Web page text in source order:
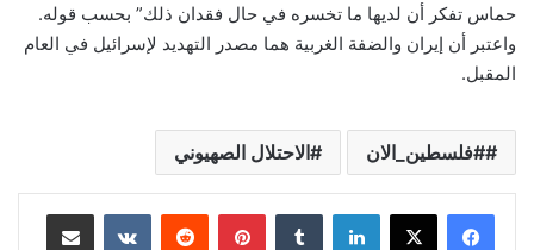
حماس تفكر أن لديها ما تخسره في حال فقدان ذلك” بحسب قوله.
واعتبر أن إيران والضفة الغربية هما مصدر التهديد لإسرائيل في العام
المقبل.
#فلسطين_الان الاحتلال الصهيوني
لينكدإن بينتيريست مشاركة عبر البريد